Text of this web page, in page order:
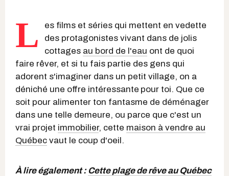
L
es films et séries qui mettent en vedette
des protagonistes vivant dans de jolis
cottages au bord de l'eau ont de quoi
faire rêver, et si tu fais partie des gens qui
adorent s'imaginer dans un petit village, on a
déniché une offre intéressante pour toi. Que ce
soit pour alimenter ton fantasme de déménager
dans une telle demeure, ou parce que c'est un
vrai projet immobilier, cette maison à vendre au
Québec vaut le coup d'oeil.
À lire également : Cette plage de rêve au Québec